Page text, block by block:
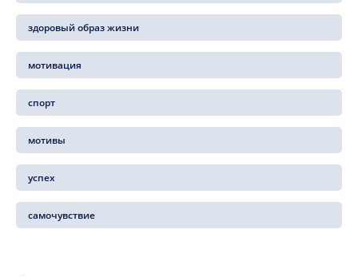
здоровый образ жизни
мотивация
спорт
мотивы
успех
самочувствие